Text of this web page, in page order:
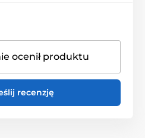
ocenił produktu
recenzję